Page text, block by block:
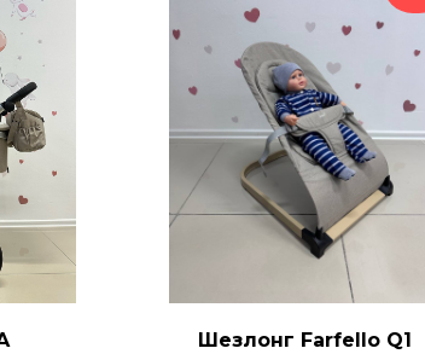
Шезлонг Farfello Q1